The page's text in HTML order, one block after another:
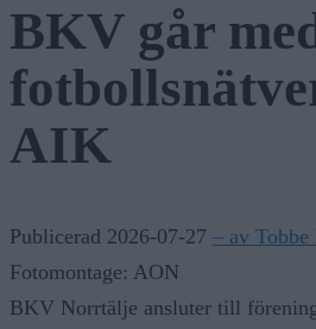
BKV går
AIK
Publicerad 2026-07-27 – av Tobbe
Fotomontage: AON
BKV Norrtälje ansluter till